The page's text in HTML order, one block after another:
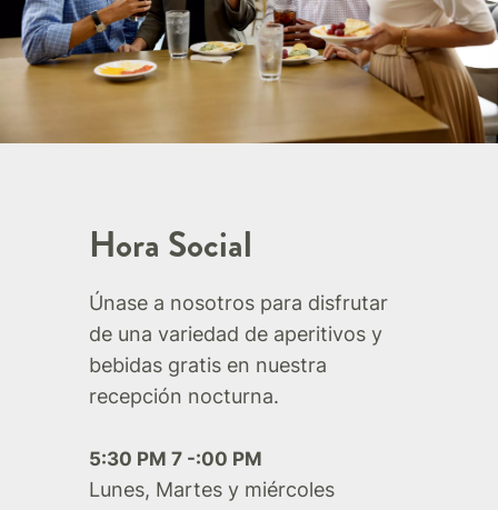
Hora Social
Únase a nosotros para disfrutar
de una variedad de aperitivos y
bebidas gratis en nuestra
recepción nocturna.
5:30 PM 7 -:00 PM
Lunes, Martes y miércoles